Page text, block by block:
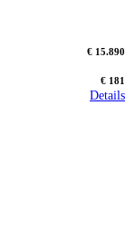
€ 15.890
€ 181
Details